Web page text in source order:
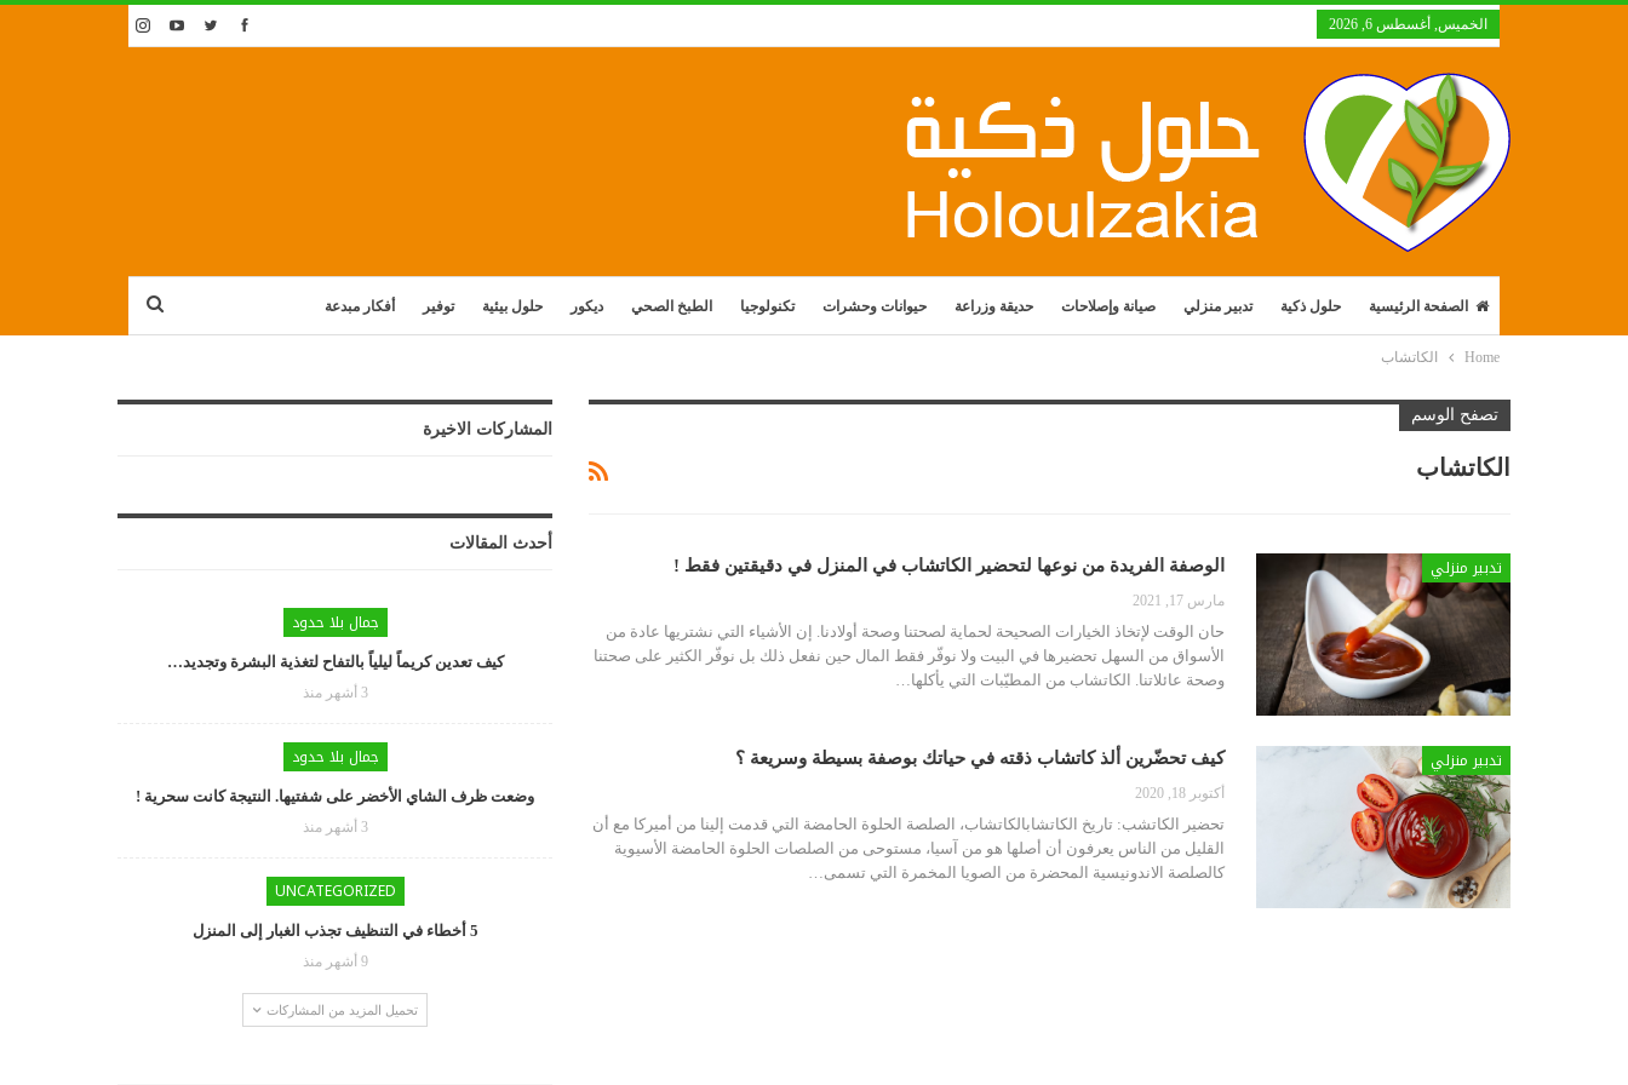
الخميس, أغسطس 6, 2026
الصفحة الرئيسية حلول ذكية تدبير منزلي صيانة وإصلاحات حديقة وزراعة حيوانات وحشرات تكنولوجيا الطبخ الصحي ديكور حلول بيئية توفير أفكار مبدعة
Home الكاتشاب
تصفح الوسم
الكاتشاب
تدبير منزلي الوصفة الفريدة من نوعها لتحضير الكاتشاب في المنزل في دقيقتين فقط !
مارس 17, 2021
حان الوقت لإتخاذ الخيارات الصحيحة لحماية لصحتنا وصحة أولادنا. إن الأشياء التي نشتريها عادة من
الأسواق من السهل تحضيرها في البيت ولا نوفّر فقط المال حين نفعل ذلك بل نوفّر الكثير على صحتنا
وصحة عائلاتنا. الكاتشاب من المطيّبات التي يأكلها…
تدبير منزلي كيف تحضّرين ألذ كاتشاب ذقته في حياتك بوصفة بسيطة وسريعة ؟
أكتوبر 18, 2020
تحضير الكاتشب: تاريخ الكاتشابالكاتشاب، الصلصة الحلوة الحامضة التي قدمت إلينا من أميركا مع أن
القليل من الناس يعرفون أن أصلها هو من آسيا، مستوحى من الصلصات الحلوة الحامضة الأسيوية
كالصلصة الاندونيسية المحضرة من الصويا المخمرة التي تسمى…
المشاركات الاخيرة
أحدث المقالات
جمال بلا حدود
كيف تعدين كريماً ليلياً بالتفاح لتغذية البشرة وتجديد…
3 أشهر منذ
جمال بلا حدود
وضعت ظرف الشاي الأخضر على شفتيها. النتيجة كانت سحرية !
3 أشهر منذ
UNCATEGORIZED
5 أخطاء في التنظيف تجذب الغبار إلى المنزل
9 أشهر منذ
تحميل المزيد من المشاركات